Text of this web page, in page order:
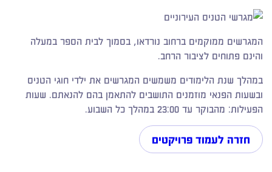
המגרשים ממוקמים ברחוב נורדאו, בסמוך לבית הספר במעלה
והינם פתוחים לציבור הרחב.
במהלך שנת הלימודים משמשים המגרשים את ילדי חוגי הטניס
ובשעות הפנאי מוזמנים התושבים להתאמן בהם להנאתם. שעות
הפעילות: מהבוקר עד 23:00 במהלך כל השבוע.
חזרה לעמוד פרויקטים